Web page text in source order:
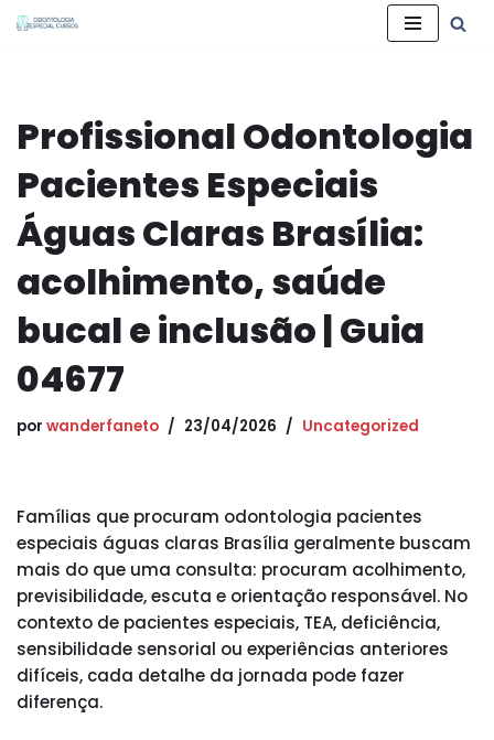
conteúdo
Profissional Odontologia
Pacientes Especiais
Águas Claras Brasília:
acolhimento, saúde
bucal e inclusão | Guia
04677
por wanderfaneto 23/04/2026 Uncategorized
Famílias que procuram odontologia pacientes
especiais águas claras Brasília geralmente buscam
mais do que uma consulta: procuram acolhimento,
previsibilidade, escuta e orientação responsável. No
contexto de pacientes especiais, TEA, deficiência,
sensibilidade sensorial ou experiências anteriores
difíceis, cada detalhe da jornada pode fazer
diferença.